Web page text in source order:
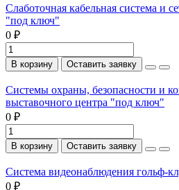
Слаботочная кабельная система и
"под ключ"
0 ₽
В корзину Оставить заявку
Системы охраны, безопасности и
выставочного центра "под ключ"
0 ₽
В корзину Оставить заявку
Система видеонаблюдения гольф-
0 ₽